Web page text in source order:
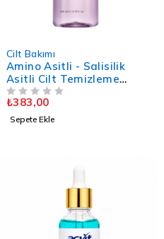
Cilt Bakımı
Amino Asitli - Salisilik
Asitli Cilt Temizleme
Toniği – 200 ML.
₺383,00
Sepete Ekle